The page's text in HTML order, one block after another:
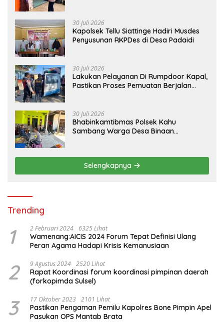
30 Juli 2026
Kapolsek Tellu Siattinge Hadiri Musdes
Penyusunan RKPDes di Desa Padaidi
30 Juli 2026
Lakukan Pelayanan Di Rumpdoor Kapal,
Pastikan Proses Pemuatan Berjalan
30 Juli 2026
Bhabinkamtibmas Polsek Kahu
Sambang Warga Desa Binaan
Selengkapnya
Trending
1 2 Februari 2024 6325 Lihat
Wamenang:AICIS 2024 Forum Tepat Definisi Ulang
Peran Agama Hadapi Krisis Kemanusiaan
2 9 Agustus 2024 2520 Lihat
Rapat Koordinasi forum koordinasi pimpinan daerah
(forkopimda Sulsel)
3 17 Oktober 2023 2101 Lihat
Pastikan Pengaman Pemilu Kapolres Bone Pimpin Apel
Pasukan OPS Mantab Brata